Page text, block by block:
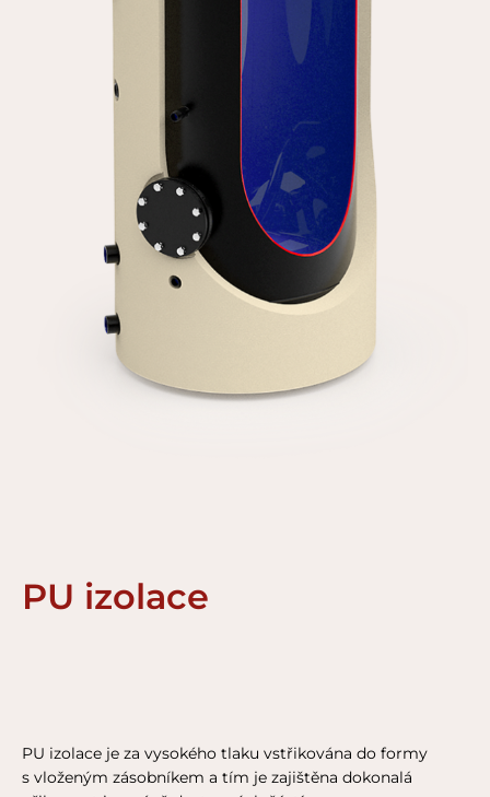
PU izolace
PU izolace je za vysokého tlaku vstřikována do formy
s vloženým zásobníkem a tím je zajištěna dokonalá